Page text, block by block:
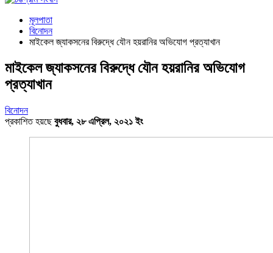
মূলপাতা
বিনোদন
মাইকেল জ্যাকসনের বিরুদ্ধে যৌন হয়রানির অভিযোগ প্রত্যাখান
মাইকেল জ্যাকসনের বিরুদ্ধে যৌন হয়রানির অভিযোগ
প্রত্যাখান
বিনোদন
প্রকাশিত হয়ছেবুধবার, ২৮ এপ্রিল, ২০২১ ইং